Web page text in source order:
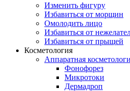
Изменить фигуру
Избавиться от морщин
Омолодить лицо
Избавиться от
Избавиться от прыщей
Косметология
Аппаратная
Фонофорез
Микротоки
Дермадроп